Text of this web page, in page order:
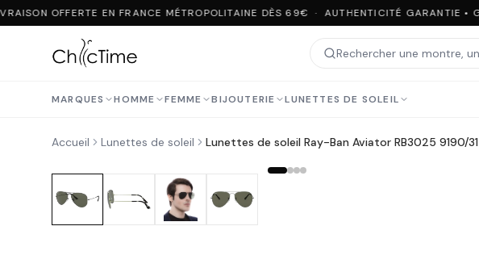
OFFERTE EN FRANCE MÉTROPOLITAINE DÈS 69€ · AUTHENTICITÉ GARANTIE •
MARQUES HOMME FEMME BIJOUTERIE LUNETTES DE SOLEIL
Accueil Lunettes de soleil Lunettes de soleil Ray-Ban Aviator RB3025 9190/